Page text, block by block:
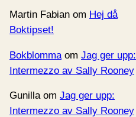
Martin Fabian om Hej då
Boktipset!
Bokblomma om Jag ger upp:
Intermezzo av Sally Rooney
Gunillaom Jag ger upp:
Intermezzo av Sally Rooney